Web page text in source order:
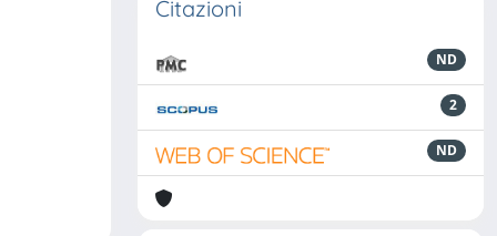
Citazioni
ND
2
ND